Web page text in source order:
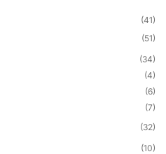
(41)
(51)
(34)
(4)
(6)
(7)
(32)
(10)